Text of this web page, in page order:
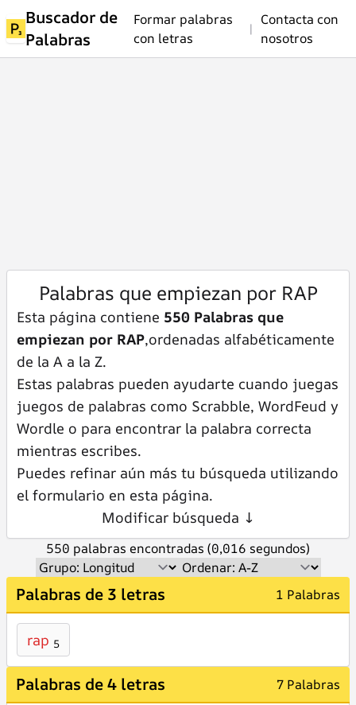
Buscador de
Palabras
Formar palabras
con letras
|
Contacta con
nosotros
Palabras que empiezan por RAP
Esta página contiene 550 Palabras que
empiezan por RAP,ordenadas alfabéticamente
de la A a la Z.
Estas palabras pueden ayudarte cuando juegas
juegos de palabras como Scrabble, WordFeud y
Wordle o para encontrar la palabra correcta
mientras escribes.
Puedes refinar aún más tu búsqueda utilizando
el formulario en esta página.
Modificar búsqueda ↓
550 palabras encontradas (0,016 segundos)
Palabras de 3 letras 1 Palabras
rap 5
Palabras de 4 letras 7 Palabras